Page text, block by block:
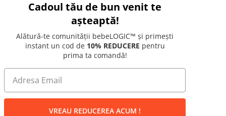
Cadoul tău de bun venit te
așteaptă!
Alătură-te comunității bebeLOGIC™ și primești
instant un cod de 10% REDUCERE pentru
prima ta comandă!
VREAU REDUCEREA ACUM !